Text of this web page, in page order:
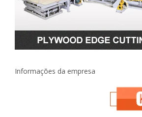
Informações da empresa